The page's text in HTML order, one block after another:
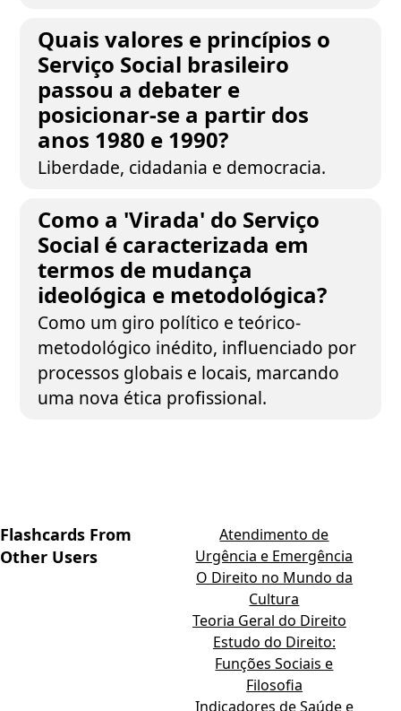
Quais valores e princípios o
Serviço Social brasileiro
passou a debater e
posicionar-se a partir dos
anos 1980 e 1990?
Liberdade, cidadania e democracia.
Como a 'Virada' do Serviço
Social é caracterizada em
termos de mudança
ideológica e metodológica?
Como um giro político e teórico-
metodológico inédito, influenciado por
processos globais e locais, marcando
uma nova ética profissional.
Flashcards From
Other Users
Atendimento de
Urgência e Emergência
O Direito no Mundo da
Cultura
Teoria Geral do Direito
Estudo do Direito:
Funções Sociais e
Filosofia
Indicadores de Saúde e